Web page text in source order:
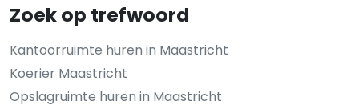
Zoek op trefwoord
Kantoorruimte huren in Maastricht
Koerier Maastricht
Opslagruimte huren in Maastricht